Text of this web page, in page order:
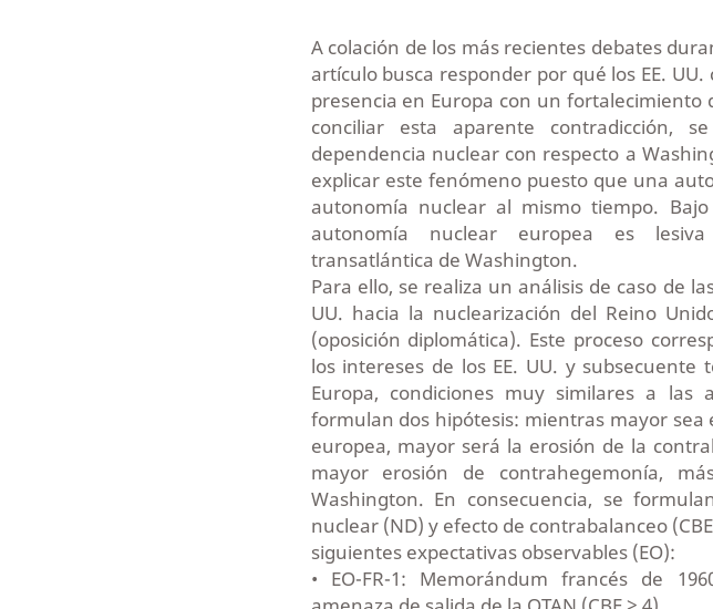
A colación de los más recientes debates
artículo busca responder por qué los EE.
presencia en Europa con un fortalecimiento
conciliar esta aparente contradicción,
dependencia nuclear con respecto a
explicar este fenómeno puesto que una
autonomía nuclear al mismo tiempo.
autonomía nuclear europea es
transatlántica de Washington.
Para ello, se realiza un análisis de caso de
UU. hacia la nuclearización del Reino
(oposición diplomática). Este proceso
los intereses de los EE. UU. y
Europa, condiciones muy similares a las
formulan dos hipótesis: mientras mayor
europea, mayor será la erosión de la
mayor erosión de contrahegemonía,
Washington. En consecuencia, se
nuclear (ND) y efecto de contrabalanceo
siguientes expectativas observables (EO):
• EO-FR-1: Memorándum francés de